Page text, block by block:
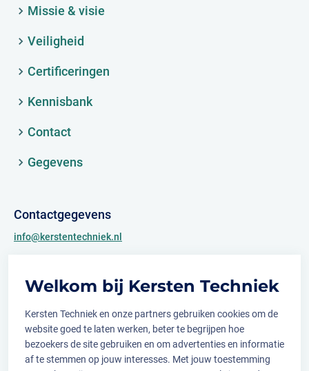
Welkom bij Kersten Techniek
Kersten Techniek en onze partners gebruiken cookies om de
website goed te laten werken, beter te begrijpen hoe
bezoekers de site gebruiken en om advertenties en informatie
af te stemmen op jouw interesses. Met jouw toestemming
Missie & visie
Veiligheid
Certificeringen
Kennisbank
Contact
Gegevens
Contactgegevens
info@kerstentechniek.nl
Archimedesweg 2
Volg ons op